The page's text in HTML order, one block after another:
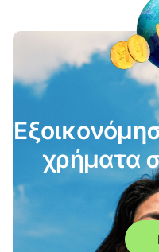
χρήματα